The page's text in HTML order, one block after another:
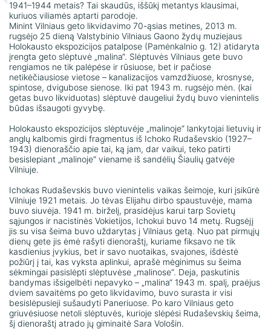
1941–1944 metais? Tai skaudūs, iššūkį metantys klausimai,
kuriuos viliamės aptarti parodoje.
Minint Vilniaus geto likvidavimo 70-ąsias metines, 2013 m.
rugsėjo 25 dieną Valstybinio Vilniaus Gaono žydų muziejaus
Holokausto ekspozicijos patalpose (Pamėnkalnio g. 12) atidaryta
įrengta geto slėptuvė „malina“. Slėptuvės Vilniaus gete buvo
rengiamos ne tik palėpėse ir rūsiuose, bet ir pačiose
netikėčiausiose vietose – kanalizacijos vamzdžiuose, krosnyse,
spintose, dvigubose sienose. Iki pat 1943 m. rugsėjo mėn. (kai
getas buvo likviduotas) slėptuvė daugeliui žydų buvo vienintelis
būdas išsaugoti gyvybę.
Holokausto ekspozicijos slėptuvėje „malinoje“ lankytojai lietuvių ir
anglų kalbomis girdi fragmentus iš Ichoko Rudaševskio (1927–
1943) dienoraščio apie tai, ką jam, dar vaikui, teko patirti
besislepiant „malinoje“ viename iš sandėlių Šiaulių gatvėje
Vilniuje.
Ichokas Rudaševskis buvo vienintelis vaikas šeimoje, kuri įsikūrė
Vilniuje 1921 metais. Jo tėvas Elijahu dirbo spaustuvėje, mama
buvo siuvėja. 1941 m. birželį, prasidėjus karui tarp Sovietų
sąjungos ir nacistinės Vokietijos, Ichokui buvo 14 metų. Rugsėjį
jis su visa šeima buvo uždarytas į Vilniaus getą. Nuo pat pirmųjų
dienų gete jis ėmė rašyti dienoraštį, kuriame fiksavo ne tik
kasdienius įvykius, bet ir savo nuotaikas, svajones, išdėstė
požiūrį į tai, kas vyksta aplinkui, aprašė mėginimus su šeima
sėkmingai pasislėpti slėptuvėse „malinose“. Deja, paskutinis
bandymas išsigelbėti nepavyko – „malina“ 1943 m. spalį, praėjus
dviem savaitėms po geto likvidavimo, buvo surasta ir visi
besislėpusieji sušaudyti Paneriuose. Po karo Vilniaus geto
griuvėsiuose netoli slėptuvės, kurioje slėpėsi Rudaševskių šeima,
šį dienoraštį atrado jų giminaitė Sara Vološin.